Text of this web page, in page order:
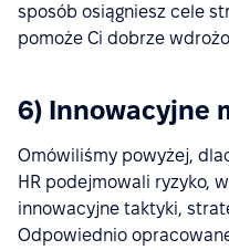
sposób osiągniesz cele
pomoże Ci dobrze
6) Innowacyjne
Omówiliśmy powyżej,
HR podejmowali ryzyko,
innowacyjne taktyki,
Odpowiednio